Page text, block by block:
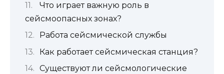
Что играет важную роль в
сейсмоопасных зонах?
Работа сейсмической службы
Как работает сейсмическая станция?
Существуют ли сейсмологические